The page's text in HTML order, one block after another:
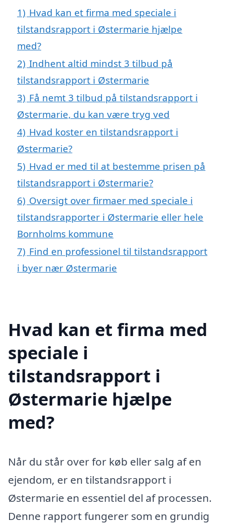
1) Hvad kan et firma med speciale i
tilstandsrapport i Østermarie hjælpe
med?
2) Indhent altid mindst 3 tilbud på
tilstandsrapport i Østermarie
3) Få nemt 3 tilbud på tilstandsrapport i
Østermarie, du kan være tryg ved
4) Hvad koster en tilstandsrapport i
Østermarie?
5) Hvad er med til at bestemme prisen på
tilstandsrapport i Østermarie?
6) Oversigt over firmaer med speciale i
tilstandsrapporter i Østermarie eller hele
Bornholms kommune
7) Find en professionel til tilstandsrapport
i byer nær Østermarie
Hvad kan et firma med
speciale i
tilstandsrapport i
Østermarie hjælpe
med?
Når du står over for køb eller salg af en
ejendom, er en tilstandsrapport i
Østermarie en essentiel del af processen.
Denne rapport fungerer som en grundig